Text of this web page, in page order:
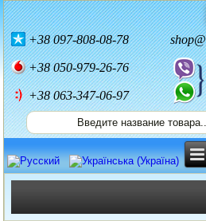
+38097-808-08-78
+38050-979-26-76
+38 063-347-06-97